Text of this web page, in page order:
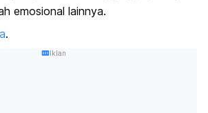
emosional lainnya.
.
Iklan